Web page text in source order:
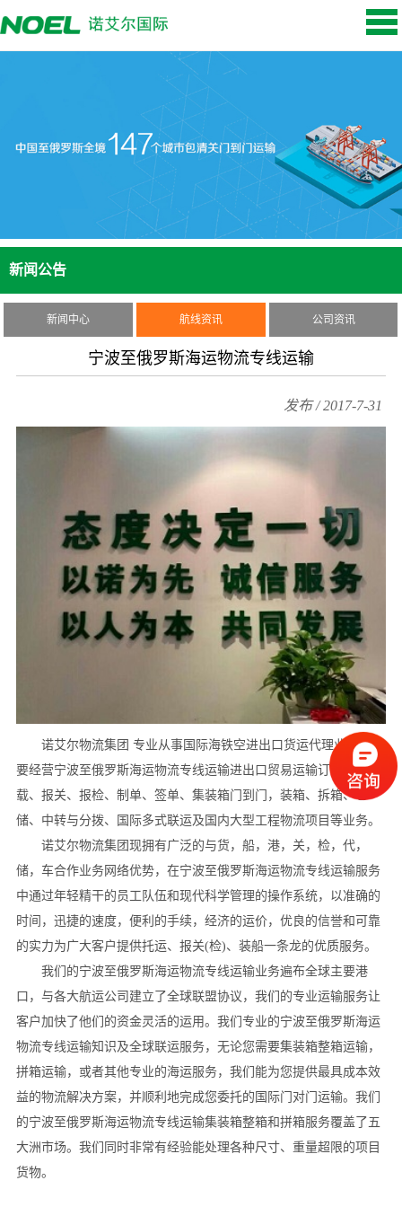
新闻公告
新闻中心 航线资讯 公司资讯
宁波至俄罗斯海运物流专线运输
发布 / 2017-7-31
诺艾尔物流集团 专业从事国际海铁空进出口货运代理业务，主
要经营宁波至俄罗斯海运物流专线运输进出口贸易运输订仓、配
载、报关、报检、制单、签单、集装箱门到门，装箱、拆箱、仓
储、中转与分拨、国际多式联运及国内大型工程物流项目等业务。
诺艾尔物流集团现拥有广泛的与货，船，港，关，检，代，
储，车合作业务网络优势，在宁波至俄罗斯海运物流专线运输服务
中通过年轻精干的员工队伍和现代科学管理的操作系统，以准确的
时间，迅捷的速度，便利的手续，经济的运价，优良的信誉和可靠
的实力为广大客户提供托运、报关(检)、装船一条龙的优质服务。
我们的宁波至俄罗斯海运物流专线运输业务遍布全球主要港
口，与各大航运公司建立了全球联盟协议，我们的专业运输服务让
客户加快了他们的资金灵活的运用。我们专业的宁波至俄罗斯海运
物流专线运输知识及全球联运服务，无论您需要集装箱整箱运输，
拼箱运输，或者其他专业的海运服务，我们能为您提供最具成本效
益的物流解决方案，并顺利地完成您委托的国际门对门运输。我们
的宁波至俄罗斯海运物流专线运输集装箱整箱和拼箱服务覆盖了五
大洲市场。我们同时非常有经验能处理各种尺寸、重量超限的项目
货物。